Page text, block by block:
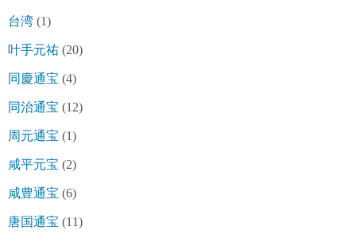
台湾 (1)
叶手元祐 (20)
同慶通宝 (4)
同治通宝 (12)
周元通宝 (1)
咸平元宝 (2)
咸豊通宝 (6)
唐国通宝 (11)